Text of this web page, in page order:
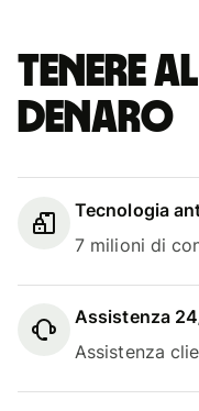
Tenere
denaro
Tecnologia
7 milioni di
Assistenza
Assistenza